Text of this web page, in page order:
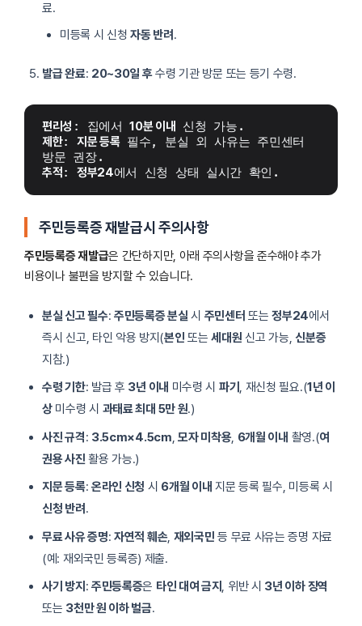
료.
미등록 시 신청자동 반려 .
발급 완료: 20~30일 후수령 기관 방문 또는 등기 수령.
편리성 : 집에서 10분 이내 신청 가능.
제한: 지문 등록 필수, 분실 외 사유는 주민센터
방문 권장.
추적: 정부24에서 신청 상태 실시간 확인.
주민등록증 재발급시 주의사항
주민등록증 재발급은 간단하지만, 아래 주의사항을 준수해야 추가
비용이나 불편을 방지할 수 있습니다.
분실 신고 필수:주민등록증 분실 시 주민센터 또는정부24에서
즉시 신고, 타인 악용 방지(본인 또는세대원 신고 가능, 신분증
지참.)
수령 기한: 발급 후 3년 이내 미수령 시 파기 , 재신청 필요.(1년 이
상미수령 시 과태료 최대 5만 원.)
사진 규격: 3.5cm×4.5cm,모자 미착용, 6개월 이내 촬영.(여
권용 사진 활용 가능.)
지문 등록: 온라인 신청 시 6개월 이내 지문 등록 필수, 미등록 시
신청 반려 .
무료 사유 증명:자연적 훼손, 재외국민 등 무료 사유는 증명 자료
(예: 재외국민 등록증) 제출.
사기 방지 : 주민등록증은 타인 대여 금지 , 위반 시 3년 이하 징역
또는 3천만 원 이하 벌금.